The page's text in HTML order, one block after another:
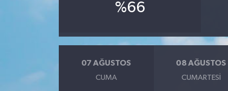
%66
07 AĞUSTOS
CUMA
08 AĞUSTOS
CUMARTESI